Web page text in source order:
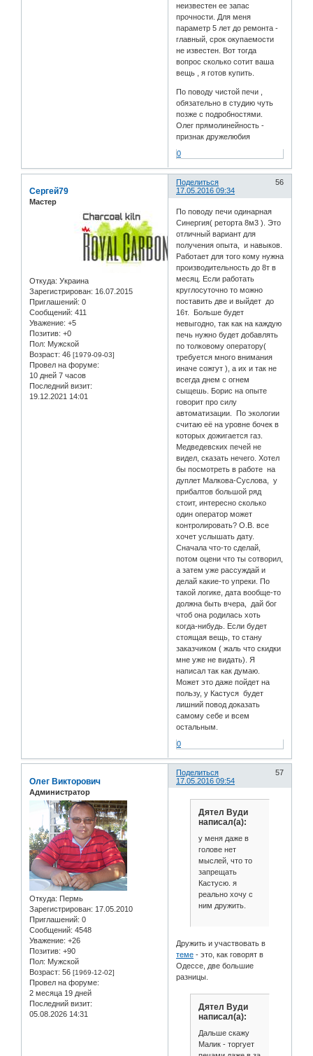
неизвестен ее запас
прочности. Для меня
параметр 5 лет до ремонта -
главный, срок окупаемости
не известен. Вот тогда
вопрос сколько сотит ваша
вещь , я готов купить.
По поводу чистой печи ,
обязательно в студию чуть
позже с подробностями.
Олег прямолинейность -
признак дружелюбия
0
Поделиться
56
17.05.2016 09:34
Сергей79
Мастер
Откуда: Украина
Зарегистрирован: 16.07.2015
Приглашений: 0
Сообщений: 411
Уважение: +5
Позитив: +0
Пол: Мужской
Возраст: 46 [1979-09-03]
Провел на форуме:
10 дней 7 часов
Последний визит:
19.12.2021 14:01
По поводу печи одинарная
Синергия( реторта 8м3 ). Это
отличный вариант для
получения опыта, и навыков.
Работает для того кому нужна
производительность до 8т в
месяц. Если работать
круглосуточно то можно
поставить две и выйдет до
16т. Больше будет
невыгодно, так как на каждую
печь нужно будет добавлять
по толковому оператору(
требуется много внимания
иначе сожгут ), а их и так не
всегда днем с огнем
сыщешь. Борис на опыте
говорит про силу
автоматизации. По экологии
считаю её на уровне бочек в
которых дожигается газ.
Медведевских печей не
видел, сказать нечего. Хотел
бы посмотреть в работе на
дуплет Малкова-Суслова, у
прибалтов большой ряд
стоит, интересно сколько
один оператор может
контролировать? О.В. все
хочет услышать дату.
Сначала что-то сделай,
потом оцени что ты сотворил,
а затем уже рассуждай и
делай какие-то упреки. По
такой логике, дата вообще-то
должна быть вчера, дай бог
чтоб она родилась хоть
когда-нибудь. Если будет
стоящая вещь, то стану
заказчиком ( жаль что скидки
мне уже не видать). Я
написал так как думаю.
Может это даже пойдет на
пользу, у Кастуся будет
лишний повод доказать
самому себе и всем
остальным.
0
Поделиться
57
17.05.2016 09:54
Олег Викторович
Администратор
Откуда: Пермь
Зарегистрирован: 17.05.2010
Приглашений: 0
Сообщений: 4548
Уважение: +26
Позитив: +90
Пол: Мужской
Возраст: 56 [1969-12-02]
Провел на форуме:
2 месяца 19 дней
Последний визит:
05.08.2026 14:31
Дятел Вуди
написал(а):
у меня даже в
голове нет
мыслей, что то
запрещать
Кастусю. я
реально хочу с
ним дружить.
Дружить и участвовать в
теме - это, как говорят в
Одессе, две большие
разницы.
Дятел Вуди
написал(а):
Дальше скажу
Малик - торгует